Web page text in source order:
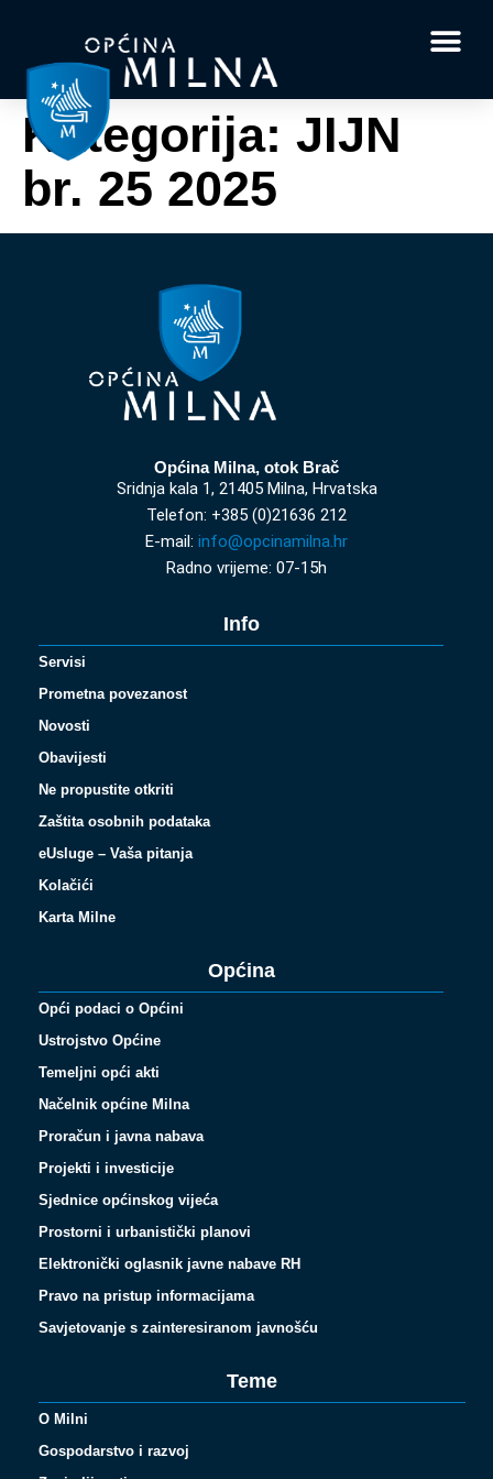
Kategorija: JIJN
br. 25 2025
Općina Milna, otok Brač
Sridnja kala 1, 21405 Milna, Hrvatska
Telefon: +385 (0)21636 212
E-mail: info@opcinamilna.hr
Radno vrijeme: 07-15h
Info
Servisi
Prometna povezanost
Novosti
Obavijesti
Ne propustite otkriti
Zaštita osobnih podataka
eUsluge – Vaša pitanja
Kolačići
Karta Milne
Općina
Opći podaci o Općini
Ustrojstvo Općine
Temeljni opći akti
Načelnik općine Milna
Proračun i javna nabava
Projekti i investicije
Sjednice općinskog vijeća
Prostorni i urbanistički planovi
Elektronički oglasnik javne nabave RH
Pravo na pristup informacijama
Savjetovanje s zainteresiranom javnošću
Teme
O Milni
Gospodarstvo i razvoj